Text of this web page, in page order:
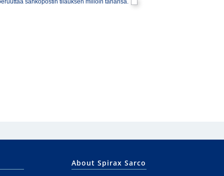
sähköpostin tilauksen milloin tahansa.
About Spirax Sarco